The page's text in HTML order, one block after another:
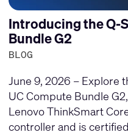
Introducing the Q-
Bundle G2
BLOG
June 9, 2026 – Explore
UC Compute Bundle
Lenovo ThinkSmart
controller and is